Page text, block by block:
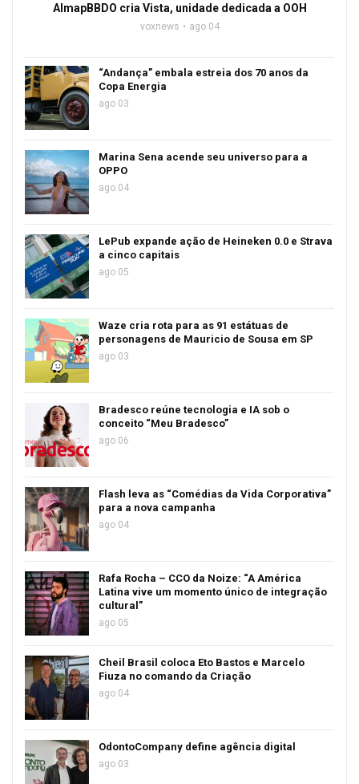
AlmapBBDO cria Vista, unidade dedicada a OOH
voxnews ago 04
“Andança” embala estreia dos 70 anos da
Copa Energia
ago 03
Marina Sena acende seu universo para a
OPPO
ago 04
LePub expande ação de Heineken 0.0 e Strava
a cinco capitais
ago 05
Waze cria rota para as 91 estátuas de
personagens de Mauricio de Sousa em SP
ago 03
Bradesco reúne tecnologia e IA sob o
conceito “Meu Bradesco”
ago 06
Flash leva as “Comédias da Vida Corporativa”
para a nova campanha
ago 04
Rafa Rocha – CCO da Noize: “A América
Latina vive um momento único de integração
cultural”
ago 05
Cheil Brasil coloca Eto Bastos e Marcelo
Fiuza no comando da Criação
ago 04
OdontoCompany define agência digital
ago 03